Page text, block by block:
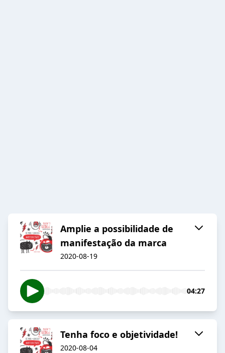
Amplie a possibilidade de
manifestação da marca
2020-08-19
04:27
Tenha foco e objetividade!
2020-08-04